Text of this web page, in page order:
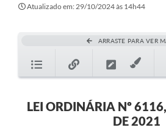
Secretarias
Transparência
Programa Famílias Fortes
Atualizado em: 29/10/2024 às 14h44
ARRASTE PARA VER
LEI ORDINÁRIA Nº
DE 2021